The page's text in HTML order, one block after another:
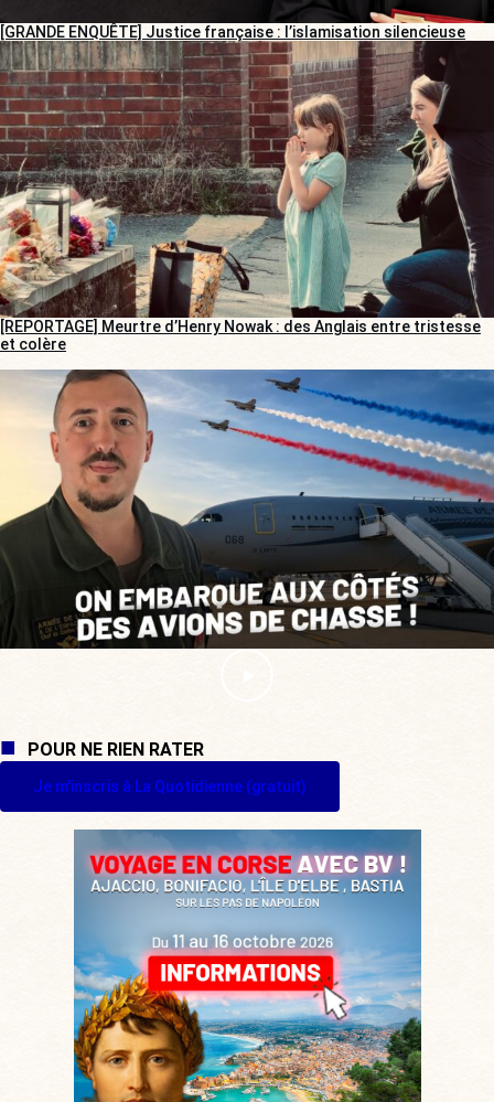
[GRANDE ENQUÊTE] Justice française : l’islamisation silencieuse
[REPORTAGE] Meurtre d’Henry Nowak : des Anglais entre tristesse
et colère
POUR NE RIEN RATER
Je m'inscris à La Quotidienne (gratuit)